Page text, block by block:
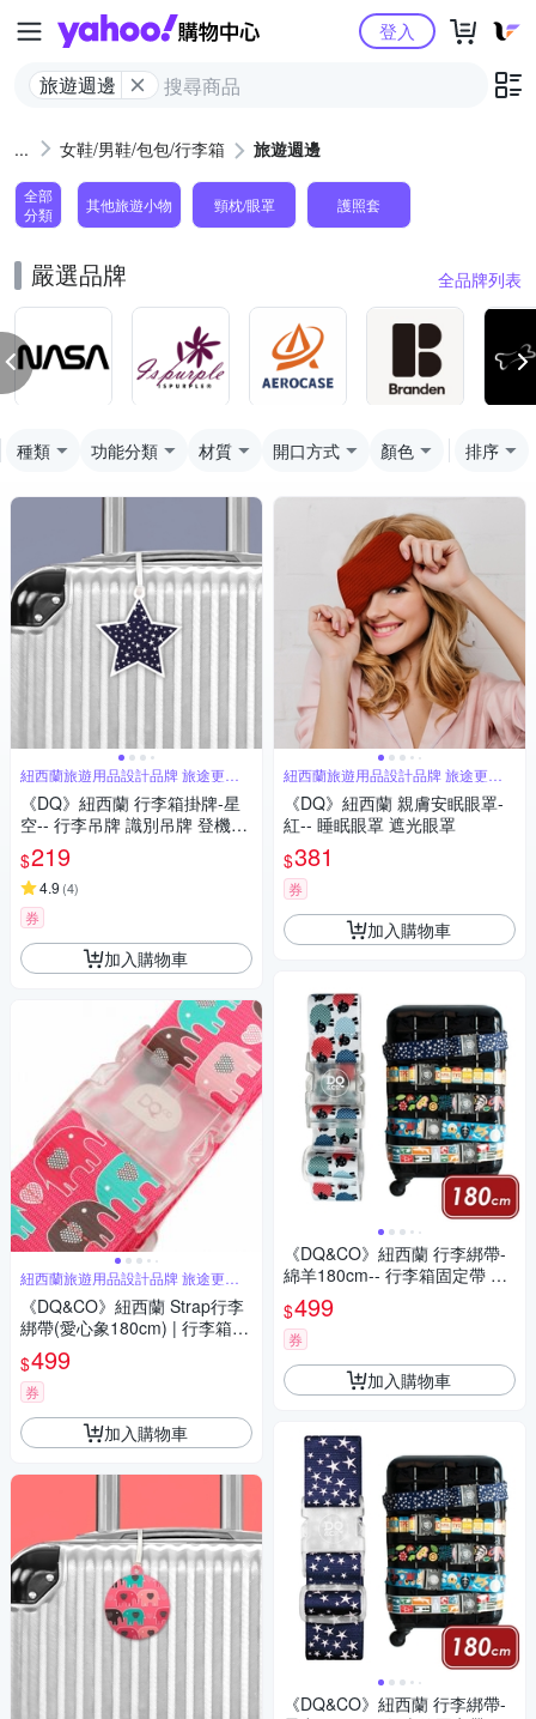
Yahoo購物中心
旅遊週邊
登入
女鞋/男鞋/包包/行李箱 旅遊週邊
全部
分類
其他旅遊小物 頸枕/眼罩 護照套
嚴選品牌 全品牌列表
種類 功能分類 材質 開口方式 顏色 排序
紐西蘭旅遊用品設計品牌 旅途更舒
適
《DQ》紐西蘭 行李箱掛牌-星
空-- 行李吊牌 識別吊牌 登機牌
姓名牌
$219
4.9 (4)
券
加入購物車
紐西蘭旅遊用品設計品牌 旅途更舒
適
《DQ&CO》紐西蘭 Strap行李
綁帶(愛心象180cm) | 行李箱固
定帶 扣帶 束帶 綑綁帶 旅行箱
帶 行李束帶
$499
券
加入購物車
紐西蘭旅遊用品設計品牌 旅途更舒
適
《DQ》紐西蘭 親膚安眠眼罩-
紅-- 睡眠眼罩 遮光眼罩
$381
券
加入購物車
《DQ&CO》紐西蘭 行李綁帶-
綿羊180cm-- 行李箱固定帶 扣
帶 束帶 綑綁帶 旅行箱帶 行李
束帶
$499
券
加入購物車
《DQ&CO》紐西蘭 行李綁帶-